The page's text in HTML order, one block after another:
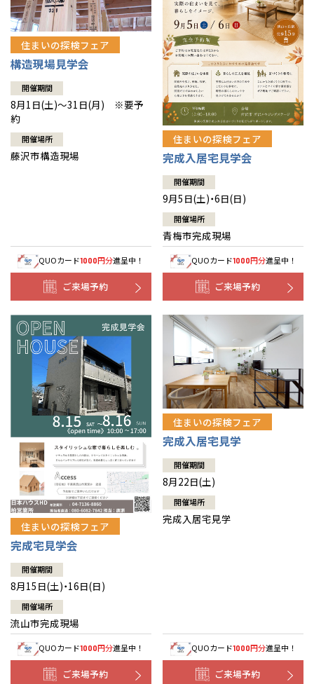
住まいの探検フェア
構造現場見学会
開催期間
8月1日(土)～31日(月) ※要予
約
開催場所
藤沢市構造現場
QUOカード1000円分進呈中！
ご来場予約
住まいの探検フェア
完成入居宅見学会
開催期間
9月5日(土)・6日(日)
開催場所
青梅市完成現場
QUOカード1000円分進呈中！
ご来場予約
住まいの探検フェア
完成宅見学会
開催期間
8月15日(土)・16日(日)
開催場所
流山市完成現場
QUOカード1000円分進呈中！
ご来場予約
住まいの探検フェア
完成入居宅見学
開催期間
8月22日(土)
開催場所
完成入居宅見学
QUOカード1000円分進呈中！
ご来場予約